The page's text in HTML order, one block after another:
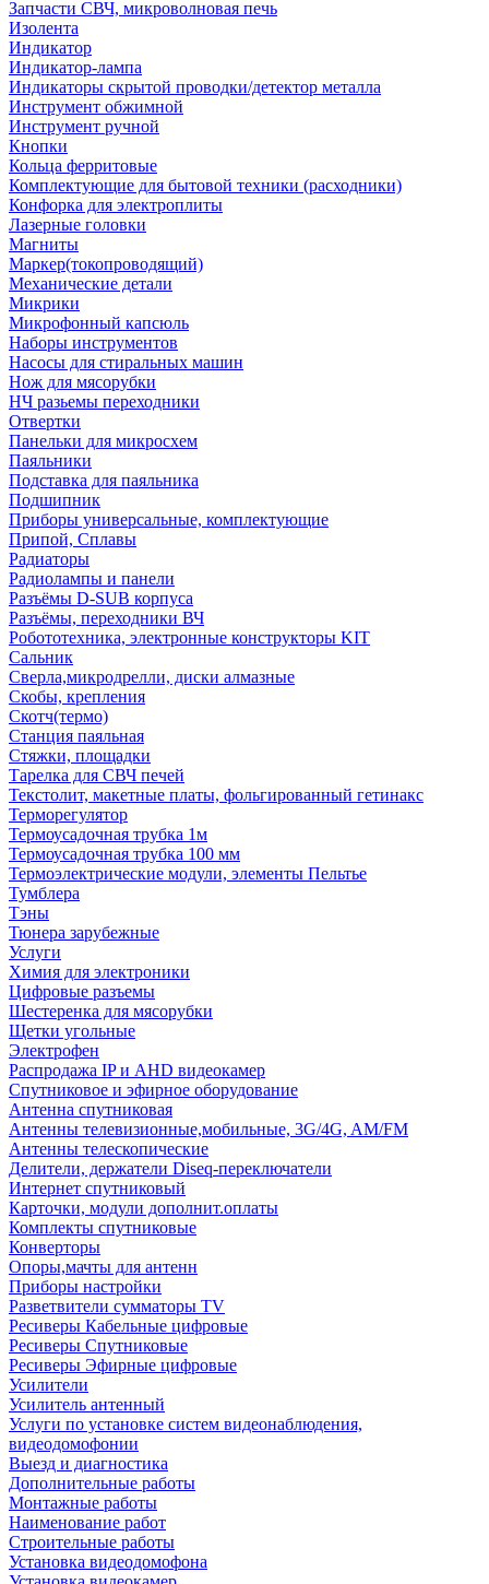
Запчасти СВЧ, микроволновая печь
Изолента
Индикатор
Индикатор-лампа
Индикаторы скрытой проводки/детектор металла
Инструмент обжимной
Инструмент ручной
Кнопки
Кольца ферритовые
Комплектующие для бытовой техники (расходники)
Конфорка для электроплиты
Лазерные головки
Магниты
Маркер(токопроводящий)
Механические детали
Микрики
Микрофонный капсюль
Наборы инструментов
Насосы для стиральных машин
Нож для мясорубки
НЧ разьемы переходники
Отвертки
Панельки для микросхем
Паяльники
Подставка для паяльника
Подшипник
Приборы универсальные, комплектующие
Припой, Сплавы
Радиаторы
Радиолампы и панели
Разъёмы D-SUB корпуса
Разъёмы, переходники ВЧ
Робототехника, электронные конструкторы KIT
Сальник
Сверла,микродрелли, диски алмазные
Скобы, крепления
Скотч(термо)
Станция паяльная
Стяжки, площадки
Тарелка для СВЧ печей
Текстолит, макетные платы, фольгированный гетинакс
Терморегулятор
Термоусадочная трубка 1м
Термоусадочная трубка 100 мм
Термоэлектрические модули, элементы Пельтье
Тумблера
Тэны
Тюнера зарубежные
Услуги
Химия для электроники
Цифровые разъемы
Шестеренка для мясорубки
Щетки угольные
Электрофен
Распродажа IP и AHD видеокамер
Спутниковое и эфирное оборудование
Антенна спутниковая
Антенны телевизионные,мобильные, 3G/4G, AM/FM
Антенны телескопические
Делители, держатели Diseq-переключатели
Интернет спутниковый
Карточки, модули дополнит.оплаты
Комплекты спутниковые
Конверторы
Опоры,мачты для антенн
Приборы настройки
Разветвители сумматоры TV
Ресиверы Кабельные цифровые
Ресиверы Спутниковые
Ресиверы Эфирные цифровые
Усилители
Усилитель антенный
Услуги по установке систем видеонаблюдения,
видеодомофонии
Выезд и диагностика
Дополнительные работы
Монтажные работы
Наименование работ
Строительные работы
Установка видеодомофона